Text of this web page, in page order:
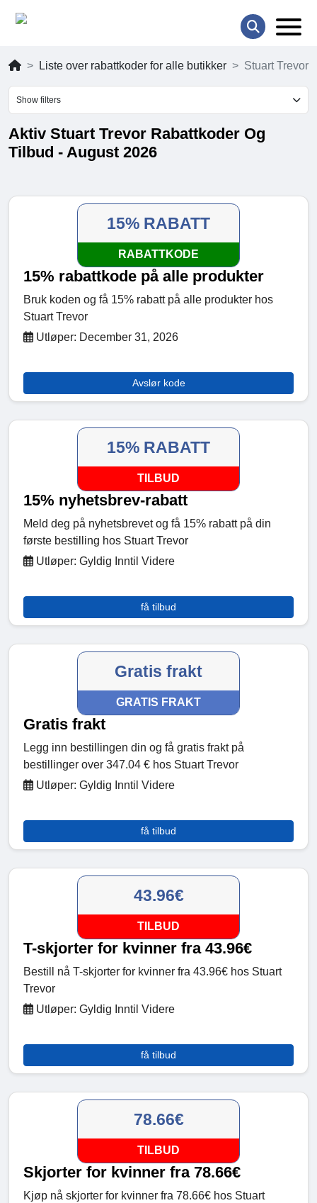
Liste over rabattkoder for alle butikker Stuart Trevor
Show filters
Aktiv Stuart Trevor Rabattkoder Og
Tilbud - August 2026
15% RABATT
RABATTKODE
15% rabattkode på alle produkter
Bruk koden og få 15% rabatt på alle produkter hos
Stuart Trevor
Utløper: December 31, 2026
Avslør kode
15% RABATT
TILBUD
15% nyhetsbrev-rabatt
Meld deg på nyhetsbrevet og få 15% rabatt på din
første bestilling hos Stuart Trevor
Utløper: Gyldig Inntil Videre
få tilbud
Gratis frakt
GRATIS FRAKT
Gratis frakt
Legg inn bestillingen din og få gratis frakt på
bestillinger over 347.04 € hos Stuart Trevor
Utløper: Gyldig Inntil Videre
få tilbud
43.96€
TILBUD
T-skjorter for kvinner fra 43.96€
Bestill nå T-skjorter for kvinner fra 43.96€ hos Stuart
Trevor
Utløper: Gyldig Inntil Videre
få tilbud
78.66€
TILBUD
Skjorter for kvinner fra 78.66€
Kjøp nå skjorter for kvinner fra 78.66€ hos Stuart